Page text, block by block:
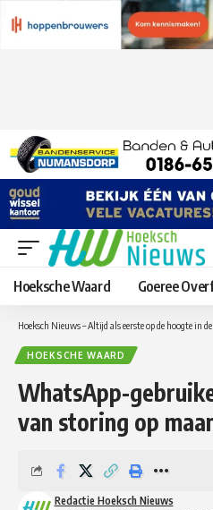
Hoeksche Waard Goeree
Hoeksch Nieuws – Altijd als eerste op de hoogte in
HOEKSCHE WAARD
WhatsApp-
van storing op
Redactie Hoeksch Nieuws